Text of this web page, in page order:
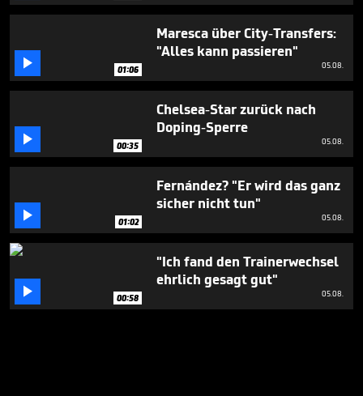
 01:06
Maresca über City-Transfers:
"Alles kann passieren"
05.08.
 00:35
Chelsea-Star zurück nach
Doping-Sperre
05.08.
 01:02
Fernández? "Er wird das ganz
sicher nicht tun"
05.08.
 00:58
"Ich fand den Trainerwechsel
ehrlich gesagt gut"
05.08.